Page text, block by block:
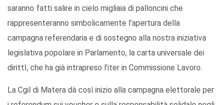
saranno fatti salire in cielo migliaia di palloncini che
rappresenteranno simbolicamente l’apertura della
campagna referendaria e di sostegno alla nostra iniziativa
legislativa popolare in Parlamento, la carta universale dei
dirittI, che ha già intrapreso l’iter in Commissione Lavoro.
La Cgil di Matera dà così inizio alla campagna elettorale per